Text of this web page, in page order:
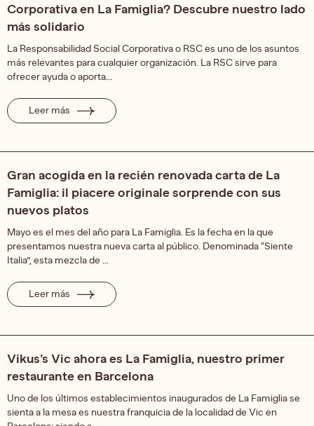
Corporativa en La Famiglia? Descubre nuestro lado
más solidario
La Responsabilidad Social Corporativa o RSC es uno de los asuntos
más relevantes para cualquier organización. La RSC sirve para
ofrecer ayuda o aporta...
Leer más
Gran acogida en la recién renovada carta de La
Famiglia: il piacere originale sorprende con sus
nuevos platos
Mayo es el mes del año para La Famiglia. Es la fecha en la que
presentamos nuestra nueva carta al público. Denominada “Siente
Italia”, esta mezcla de ...
Leer más
Vikus’s Vic ahora es La Famiglia, nuestro primer
restaurante en Barcelona
Uno de los últimos establecimientos inaugurados de La Famiglia se
sienta a la mesa es nuestra franquicia de la localidad de Vic en